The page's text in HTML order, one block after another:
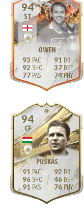
94
ST
OWEN
93
92
77
91
37
74
94
CF
PUSKÁS
91
96
91
92
46
76